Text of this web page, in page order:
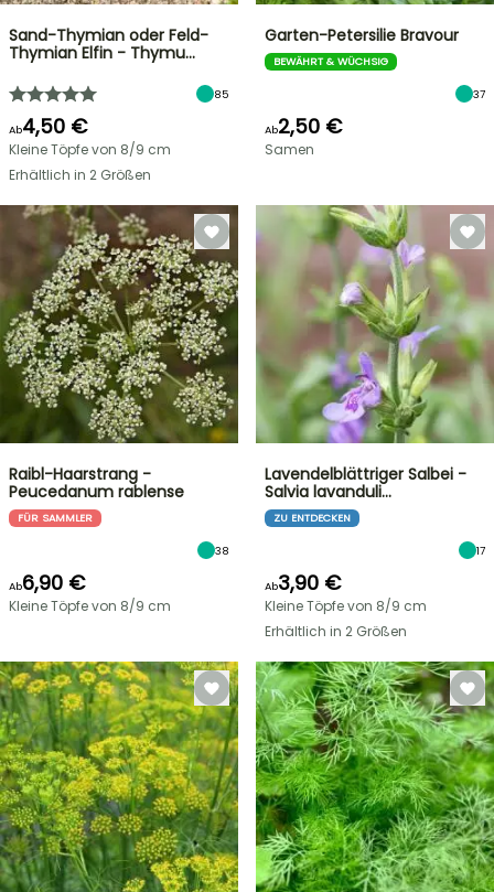
Sand-Thymian oder Feld-
Thymian Elfin - Thymu…
85
Ab4,50 €
Kleine Töpfe von 8/9 cm
Erhältlich in 2 Größen
Garten-Petersilie Bravour
BEWÄHRT & WÜCHSIG
37
Ab2,50 €
Samen
Raibl-Haarstrang -
Peucedanum rablense
FÜR SAMMLER
38
Ab6,90 €
Kleine Töpfe von 8/9 cm
Lavendelblättriger Salbei -
Salvia lavanduli…
ZU ENTDECKEN
17
Ab3,90 €
Kleine Töpfe von 8/9 cm
Erhältlich in 2 Größen